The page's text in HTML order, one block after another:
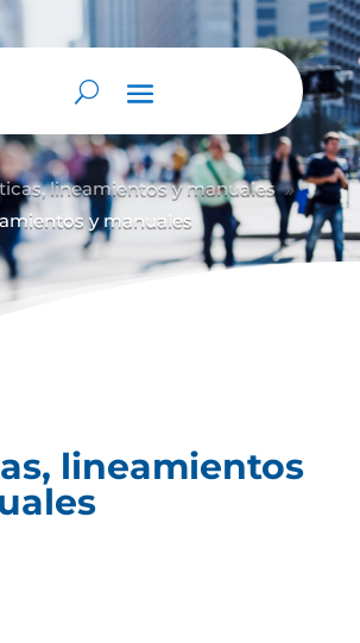
lineamientos y manuales 9
y manuales
lineamientos